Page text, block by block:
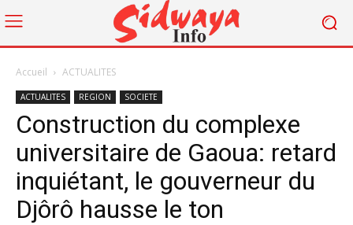
Accueil ACTUALITES
ACTUALITES REGION SOCIETE
Construction du complexe
universitaire de Gaoua: retard
inquiétant, le gouverneur du
Djôrô hausse le ton